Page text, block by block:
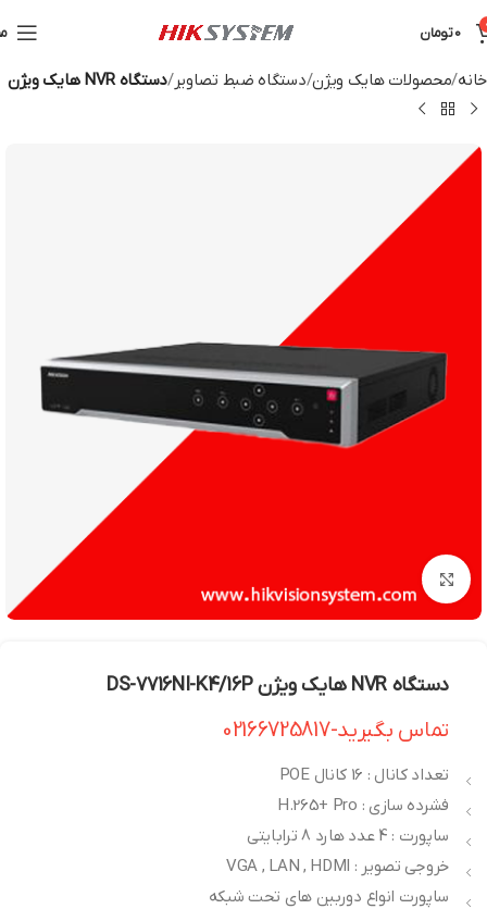
0تومان
خانه محصولات هایک ویژن دستگاه ضبط تصاویر دستگاه NVR هایک ویژن
بزرگنمایی تصویر
دستگاه NVR هایک ویژن DS-7716NI-K4/16P
تماس بگیرید-02166725817
تعداد کانال : 16 کانال POE
فشرده سازی : H.265+ Pro
ساپورت : 4 عدد هارد 8 ترابایتی
خروجی تصویر : VGA , LAN , HDMI
ساپورت انواع دوربین های تحت شبکه